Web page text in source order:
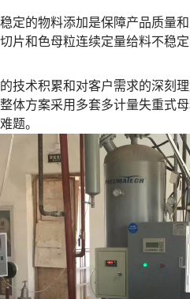
定的物料添加是保障产品质量
片和色母粒连续定量给料不稳
技术积累和对客户需求的深
体方案采用多套多计量失重式
题。